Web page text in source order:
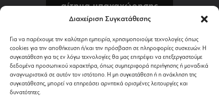
Διαχείριση Συγκατάθεσης
Για να παρέχουμε την καλύτερη εμπειρία, χρησιμοποιούμε τεχνολογίες όπως
cookies για την αποθήκευση ή/και την πρόσβαση σε πληροφορίες συσκευών. Η
συγκατάθεση για τις εν λόγω τεχνολογίες θα μας επιτρέψει να επεξεργαστούμε
δεδομένα προσωπικού χαρακτήρα, όπως συμπεριφορά περιήγησης ή μοναδικά
αναγνωριστικά σε αυτόν τον ιστότοπο. Η μη συγκατάθεση ή η ανάκληση της
συγκατάθεσης, μπορεί να επηρεάσει αρνητικά ορισμένες λειτουργίες και
δυνατότητες.
αίτημα υπαναχώρησης
αποστολή & πληρωμή
όροι χρήσης